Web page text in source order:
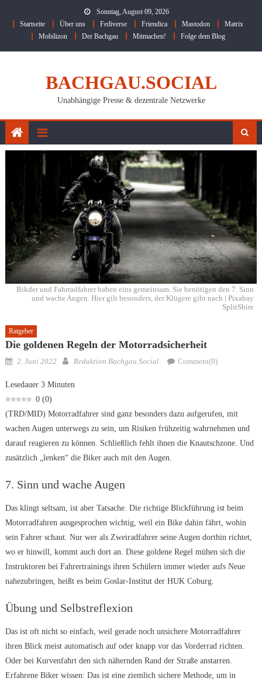
Sonntag, August 09, 2026
Startseite
Über uns Fediverse Friendica Mastodon
Matrix
Mobilizon
Der Bachgau Mitmachen! Folge dem Blog
BACHGAU.SOCIAL
Unabhängige Presse & dezentrale Netzwerke
Bikder und Fahrradfahrer haben eins gemeinsam. Sie benötigen den 7. Sinn
und wache Augen. Hier gilt besonders, der Klügere gibt nach | Pixabay
SplitShire
Ratgeber
Die goldenen Regeln der Motorradsicherheit
Posted
2. Juni 2022 Author
Redaktion Bachgau.Social Comment(0)
Lesedauer 3 Minuten
0 (0)
(TRD/MID) Motorradfahrer sind ganz besonders dazu aufgerufen, mit
wachen Augen unterwegs zu sein, um Risiken frühzeitig wahrnehmen und
darauf reagieren zu können. Schließlich fehlt ihnen die Knautschzone. Und
zusätzlich „lenken“ die Biker auch mit den Augen.
7. Sinn und wache Augen
Das klingt seltsam, ist aber Tatsache. Die richtige Blickführung ist beim
Motorradfahren ausgesprochen wichtig, weil ein Bike dahin fährt, wohin
sein Fahrer schaut. Nur wer als Zweiradfahrer seine Augen dorthin richtet,
wo er hinwill, kommt auch dort an. Diese goldene Regel mühen sich die
Instruktoren bei Fahrertrainings ihren Schülern immer wieder aufs Neue
nahezubringen, heißt es beim Goslar-Institut der HUK Coburg.
Übung und Selbstreflexion
Das ist oft nicht so einfach, weil gerade noch unsichere Motorradfahrer
ihren Blick meist automatisch auf oder knapp vor das Vorderrad richten.
Oder bei Kurvenfahrt den sich nähernden Rand der Straße anstarren.
Erfahrene Biker wissen: Das ist eine ziemlich sichere Methode, um in